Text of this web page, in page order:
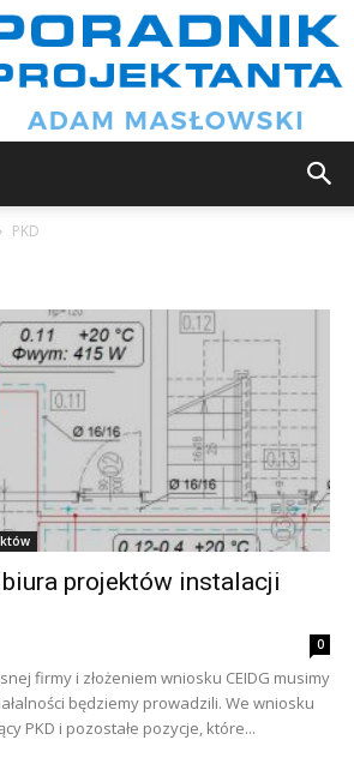
PKD
projektów instalacji
0
firmy i złożeniem wniosku CEIDG musimy
będziemy prowadzili. We wniosku
PKD i pozostałe pozycje, które...